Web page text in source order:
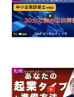
動画